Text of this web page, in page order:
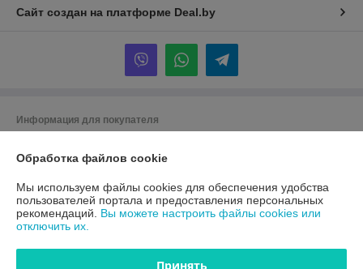
Сайт создан на платформе Deal.by
Информация для покупателя
220113, Республика Беларусь, г. Минск, ул. Мележа, д.3, пом.109
Регистрационный номер ЕГР: 193360428
УНП: 193360428
Дата регистрации компании: 26.12.2019
Обработка файлов cookie
Мы используем файлы cookies для обеспечения удобства
пользователей портала и предоставления персональных
рекомендаций. Вы можете настроить файлы cookies или
отключить их.
Принять